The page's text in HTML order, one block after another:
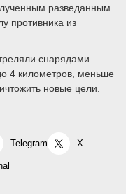
разведанным
противника из
снарядами
4 километров, меньше
новые цели.
Telegram X